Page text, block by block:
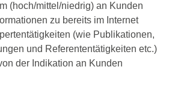
(hoch/mittel/niedrig) an Kunden
zu bereits im Internet
(wie Publikationen,
und Referententätigkeiten etc.)
der Indikation an Kunden